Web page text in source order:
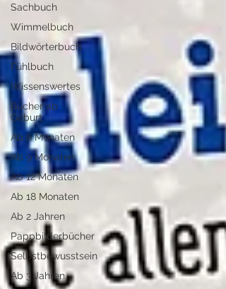
Sachbuch
Wimmelbuch
Bildwörterbuch
Fühlbuch
Wissenswertes
Bücher ab
Geburt
Ab 6 Monaten
Ab 9 Monaten
Ab 12 Monaten
Ab 18 Monaten
Ab 2 Jahren
Pappbilderbücher
Selbstbewusstsein
Ab 3 Jahren